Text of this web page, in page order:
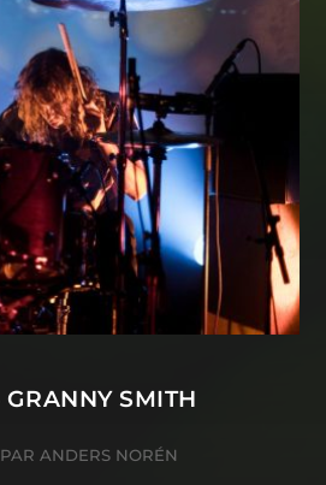
GRANNY SMITH
ANDERS NORÉN